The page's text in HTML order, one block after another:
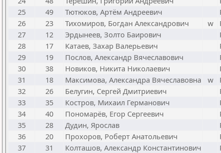
25
49 Тютюков, Артём Андреевич
26
23 Тихомиров, Богдан Александрович w
27
12 Эрдынеев, Золто Баирович
28
17 Катаев, Захар Валерьевич
29
19 Послов, Александр Вячеславович
30
38 Новиков, Никита Николаевич
31
18 Максимова, Александра Вячеславовна w
32
26 Белугин, Сергей Дмитриевич
33
35 Костров, Михаил Германович
34
40 Пономарёв, Егор Сергеевич
35
28 Дудин, Ярослав
36
20 Прохоров, Роберт Анатольевич
37
31 Колташов, Александр Константинович